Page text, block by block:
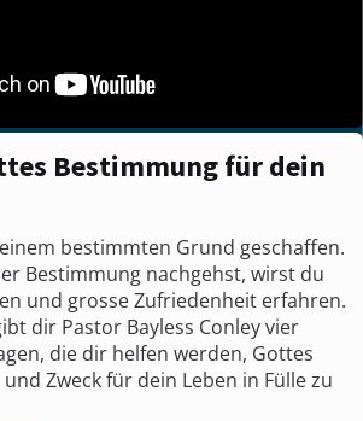
Bestimmung für dein
bestimmten Grund geschaffen.
Bestimmung nachgehst, wirst du
und grosse Zufriedenheit erfahren.
dir Pastor Bayless Conley vier
die dir helfen werden, Gottes
Zweck für dein Leben in Fülle zu